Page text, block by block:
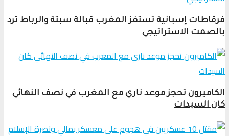
فرقاطات إسبانية تستفز المغرب قبالة سبتة والرباط ترد
بالصمت الاستراتيجي
الكاميرون تحجز موعد ناري مع المغرب في نصف النهائي
كان السيدات